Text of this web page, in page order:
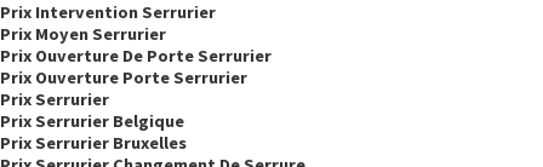
Prix Intervention Serrurier
Prix Moyen Serrurier
Prix Ouverture De Porte Serrurier
Prix Ouverture Porte Serrurier
Prix Serrurier
Prix Serrurier Belgique
Prix Serrurier Bruxelles